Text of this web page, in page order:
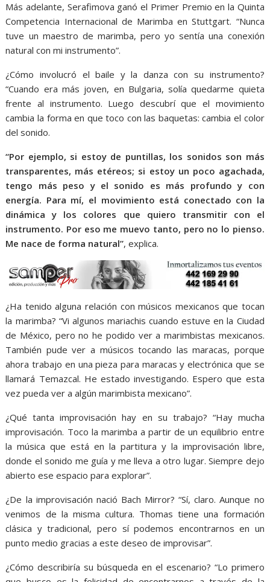
Más adelante, Serafimova ganó el Primer Premio en la Quinta
Competencia Internacional de Marimba en Stuttgart. “Nunca
tuve un maestro de marimba, pero yo sentía una conexión
natural con mi instrumento”.
¿Cómo involucró el baile y la danza con su instrumento?
“Cuando era más joven, en Bulgaria, solía quedarme quieta
frente al instrumento. Luego descubrí que el movimiento
cambia la forma en que toco con las baquetas: cambia el color
del sonido.
“Por ejemplo, si estoy de puntillas, los sonidos son más
transparentes, más etéreos; si estoy un poco agachada,
tengo más peso y el sonido es más profundo y con
energía. Para mí, el movimiento está conectado con la
dinámica y los colores que quiero transmitir con el
instrumento. Por eso me muevo tanto, pero no lo pienso.
Me nace de forma natural”, explica.
¿Ha tenido alguna relación con músicos mexicanos que tocan
la marimba? “Vi algunos mariachis cuando estuve en la Ciudad
de México, pero no he podido ver a marimbistas mexicanos.
También pude ver a músicos tocando las maracas, porque
ahora trabajo en una pieza para maracas y electrónica que se
llamará Temazcal. He estado investigando. Espero que esta
vez pueda ver a algún marimbista mexicano”.
¿Qué tanta improvisación hay en su trabajo? “Hay mucha
improvisación. Toco la marimba a partir de un equilibrio entre
la música que está en la partitura y la improvisación libre,
donde el sonido me guía y me lleva a otro lugar. Siempre dejo
abierto ese espacio para explorar”.
¿De la improvisación nació Bach Mirror? “Sí, claro. Aunque no
venimos de la misma cultura. Thomas tiene una formación
clásica y tradicional, pero sí podemos encontrarnos en un
punto medio gracias a este deseo de improvisar”.
¿Cómo describiría su búsqueda en el escenario? “Lo primero